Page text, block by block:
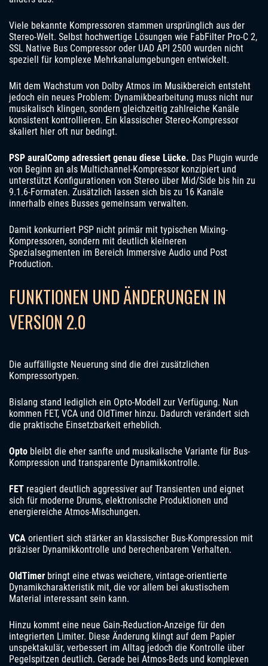
Viele bekannte Kompressoren stammen ursprünglich aus der
Stereo-Welt. Selbst hochwertige Lösungen wie FabFilter Pro-C 2,
SSL Native Bus Compressor oder UAD API 2500 wurden nicht
speziell für komplexe Mehrkanalumgebungen entwickelt.
Mit dem Wachstum von Dolby Atmos im Musikbereich entsteht
jedoch ein neues Problem: Dynamikbearbeitung muss nicht nur
musikalisch klingen, sondern gleichzeitig zahlreiche Kanäle
konsistent kontrollieren. Ein klassischer Stereo-Kompressor
skaliert hier oft nur bedingt.
PSP auralComp adressiert genau diese Lücke. Das Plugin wurde
von Beginn an als Multichannel-Kompressor konzipiert und
unterstützt Konfigurationen von Stereo über Mid/Side bis hin zu
9.1.6-Formaten. Zusätzlich lassen sich bis zu 16 Kanäle
innerhalb eines Busses gemeinsam verwalten.
Damit konkurriert PSP nicht primär mit typischen Mixing-
Kompressoren, sondern mit deutlich kleineren
Spezialsegmenten im Bereich Immersive Audio und Post
Production.
FUNKTIONEN UND ÄNDERUNGEN IN
VERSION 2.0
Die auffälligste Neuerung sind die drei zusätzlichen
Kompressortypen.
Bislang stand lediglich ein Opto-Modell zur Verfügung. Nun
kommen FET, VCA und OldTimer hinzu. Dadurch verändert sich
die praktische Einsetzbarkeit erheblich.
Opto bleibt die eher sanfte und musikalische Variante für Bus-
Kompression und transparente Dynamikkontrolle.
FET reagiert deutlich aggressiver auf Transienten und eignet
sich für moderne Drums, elektronische Produktionen und
energiereiche Atmos-Mischungen.
VCA orientiert sich stärker an klassischer Bus-Kompression mit
präziser Dynamikkontrolle und berechenbarem Verhalten.
OldTimer bringt eine etwas weichere, vintage-orientierte
Dynamikcharakteristik mit, die vor allem bei akustischem
Material interessant sein kann.
Hinzu kommt eine neue Gain-Reduction-Anzeige für den
integrierten Limiter. Diese Änderung klingt auf dem Papier
unspektakulär, verbessert im Alltag jedoch die Kontrolle über
Pegelspitzen deutlich. Gerade bei Atmos-Beds und komplexen